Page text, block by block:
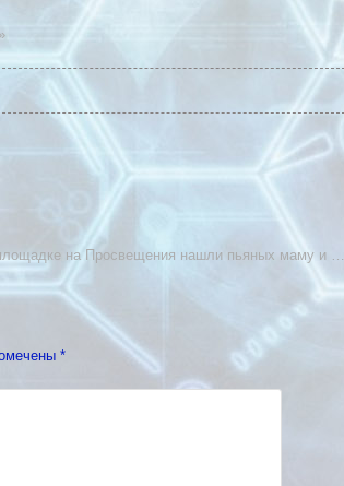
на Просвещения нашли пьяных маму и …
*